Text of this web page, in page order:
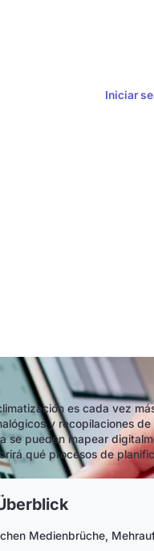
Iniciar
es cada vez
y recopilaciones
se pueden mapear
qué procesos de
Medienbrüche,